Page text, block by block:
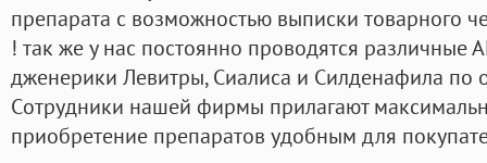
препарата с возможностью выписки товарного
! так же у нас постоянно проводятся
дженерики Левитры, Сиалиса и Силденафила по
Cотрудники нашей фирмы прилагают
приобретение препаратов удобным для